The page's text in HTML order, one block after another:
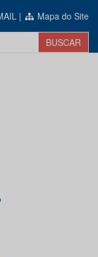
| Mapa do Site